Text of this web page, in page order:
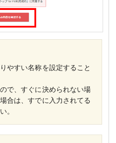
やすい名称を設定すること
で、すぐに決められない場
合は、すでに入力されてる
。